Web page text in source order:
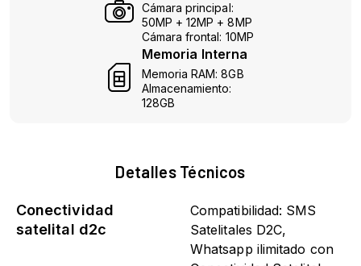
Cámara principal:
50MP + 12MP + 8MP
Cámara frontal: 10MP
Memoria Interna
Memoria RAM: 8GB
Almacenamiento:
128GB
Detalles Técnicos
Conectividad
satelital d2c
Compatibilidad: SMS
Satelitales D2C,
Whatsapp ilimitado con